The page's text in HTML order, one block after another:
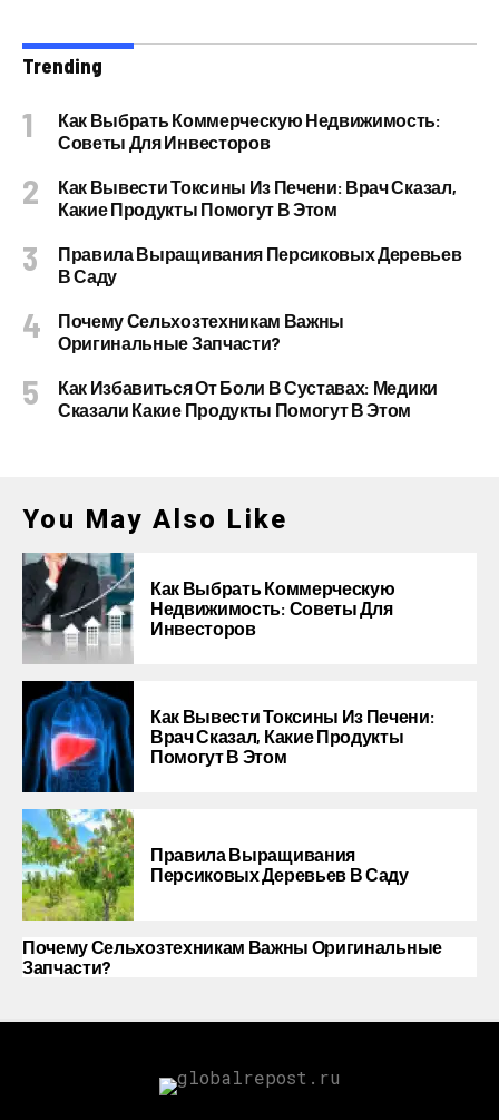
Trending
Как Выбрать Коммерческую Недвижимость:
Советы Для Инвесторов
Как Вывести Токсины Из Печени: Врач Сказал,
Какие Продукты Помогут В Этом
Правила Выращивания Персиковых Деревьев
В Саду
Почему Сельхозтехникам Важны
Оригинальные Запчасти?
Как Избавиться От Боли В Суставах: Медики
Сказали Какие Продукты Помогут В Этом
You May Also Like
Как Выбрать Коммерческую
Недвижимость: Советы Для
Инвесторов
Как Вывести Токсины Из Печени:
Врач Сказал, Какие Продукты
Помогут В Этом
Правила Выращивания
Персиковых Деревьев В Саду
Почему Сельхозтехникам Важны Оригинальные
Запчасти?